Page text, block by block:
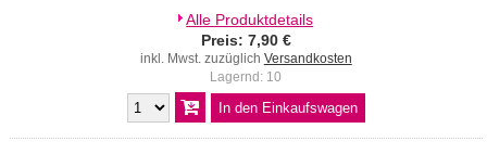
Alle Produktdetails
Preis: 7,90 €
inkl. Mwst. zuzüglich Versandkosten
Lagernd: 10